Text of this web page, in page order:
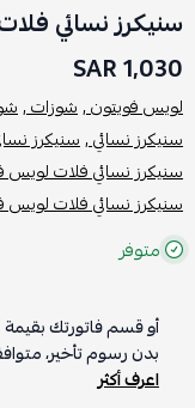
سنيكرز نسائي
1,030 SAR
لويس فويتون ,شوزات ,
سنيكرز نسائي ,سنيكرز
سنيكرز نسائي فلات لويس
سنيكرز نسائي فلات
متوفر
أو قسم فاتورتك بقيمة
بدون رسوم تأخير،
اعرف أكثر